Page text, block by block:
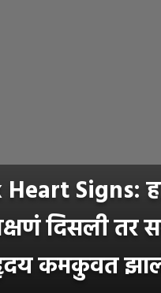
Signs:
दिसली तर
कमकुवत